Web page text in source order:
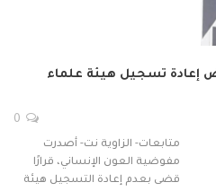
إعادة تسجيل هيئة علماء
متابعات- الزاوية نت- أصدرت
مفوضية العون الإنساني، قرارًا
قضى بعدم إعادة التسجيل هيئة